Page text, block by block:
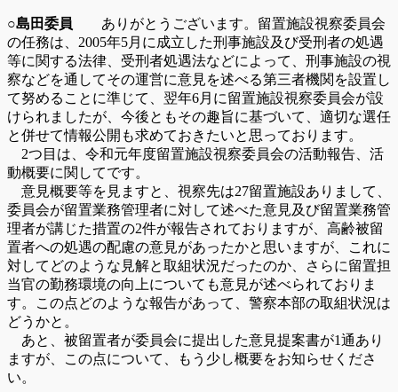
○島田委員 ありがとうございます。留置施設視察委員会
の任務は、2005年5月に成立した刑事施設及び受刑者の処遇
等に関する法律、受刑者処遇法などによって、刑事施設の視
察などを通してその運営に意見を述べる第三者機関を設置し
て努めることに準じて、翌年6月に留置施設視察委員会が設
けられましたが、今後ともその趣旨に基づいて、適切な選任
と併せて情報公開も求めておきたいと思っております。
2つ目は、令和元年度留置施設視察委員会の活動報告、活
動概要に関してです。
意見概要等を見ますと、視察先は27留置施設ありまして、
委員会が留置業務管理者に対して述べた意見及び留置業務管
理者が講じた措置の2件が報告されておりますが、高齢被留
置者への処遇の配慮の意見があったかと思いますが、これに
対してどのような見解と取組状況だったのか、さらに留置担
当官の勤務環境の向上についても意見が述べられておりま
す。この点どのような報告があって、警察本部の取組状況は
どうかと。
あと、被留置者が委員会に提出した意見提案書が1通あり
ますが、この点について、もう少し概要をお知らせくださ
い。